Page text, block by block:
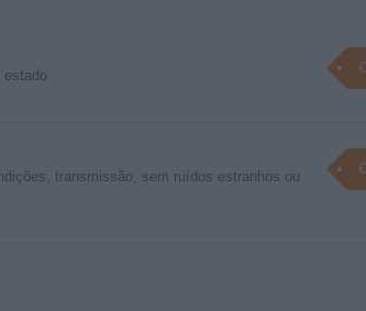
estado
transmissão, sem ruídos estranhos ou